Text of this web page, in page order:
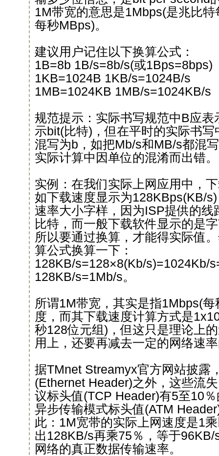
1M带宽的意思是1Mbps(是兆比
每秒MBps)。
建议用户记住以下换算公式：
1B=8b 1B/s=8b/s(或1Bps=8bps)
1KB=1024B 1KB/s=1024B/s
1MB=1024KB 1MB/s=1024KB/s
规范提示：实际书写规范中B应
示bit(比特)，但在平时的实际书
混写为b，如把Mb/s和MB/s都混
实际计算中因单位的混淆而出错。
实例：在我们实际上网应用中，
如下载速度显示为128KBps(KB/
速率大小字样，因为ISP提供的线
比特，而一般下载软件显示的是
所以要通过换算，才能得实际值
算公式换算一下：
128KB/s=128×8(Kb/s)=1024Kb/
128KB/s=1Mb/s。
所谓1M带宽，其实是指1Mbps(
度，而其下载速度计算方式是
秒128位元组)，但这只是理论上
用上，还要再减去一定的网络速
据TMnet Streamyx官方网站披露
(Ethernet Header)之外，这些流
议标头值(TCP Header)有5至10
异步传输模式标头值(ATM
此：1M宽带的实际上网速度是1
出128KB/s再乘75％，等于
网络的真正数据传输速率。